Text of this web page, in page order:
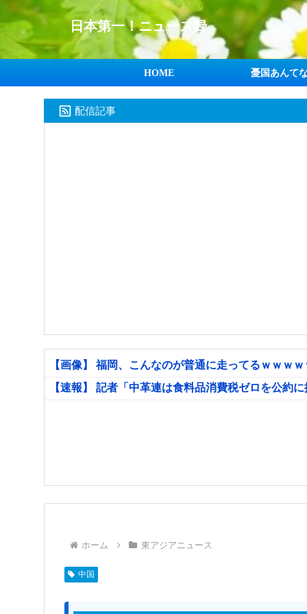
日本第一！ニュース録
HOME 憂国あんて
配信記事
【画像】 福岡、こんなのが普通に走ってるｗｗｗ
【速報】 記者「中革連は食料品消費税ゼロを公約
ホーム 東アジアニュース
中国